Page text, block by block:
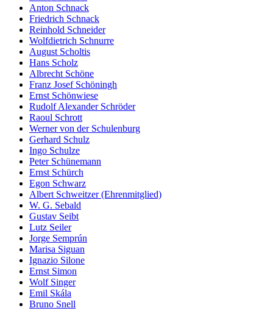
Anton Schnack
Friedrich Schnack
Reinhold Schneider
Wolfdietrich Schnurre
August Scholtis
Hans Scholz
Albrecht Schöne
Franz Josef Schöningh
Ernst Schönwiese
Rudolf Alexander Schröder
Raoul Schrott
Werner von der Schulenburg
Gerhard Schulz
Ingo Schulze
Peter Schünemann
Ernst Schürch
Egon Schwarz
Albert Schweitzer (Ehrenmitglied)
W. G. Sebald
Gustav Seibt
Lutz Seiler
Jorge Semprún
Marisa Siguan
Ignazio Silone
Ernst Simon
Wolf Singer
Emil Skála
Bruno Snell